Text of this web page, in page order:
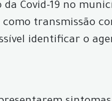
da Covid-19 no
transmissão
identificar o